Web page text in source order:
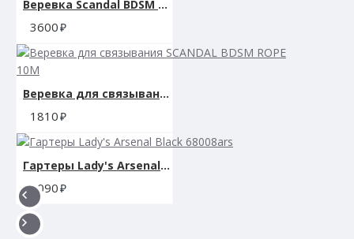
Веревка Scandal BDSM Rope - 30 метров
3600
Веревка для связывания SCANDAL BDSM ROPE 10M
1810
Гартеры Lady's Arsenal Black 68008ars
3090